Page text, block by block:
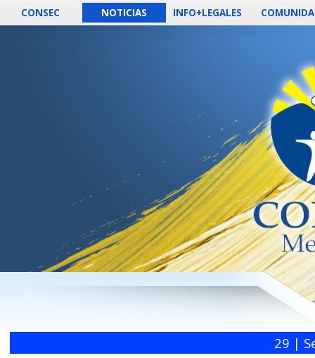
CONSEC NOTICIAS INFO+LEGALES
29 |